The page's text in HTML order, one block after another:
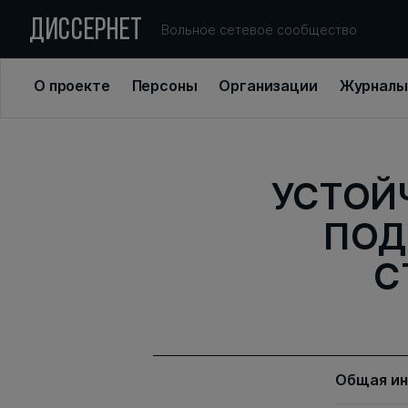
ДИССЕРНЕТ Вольное сетевое сообщество
О проекте Персоны Организации Журналы
Общая